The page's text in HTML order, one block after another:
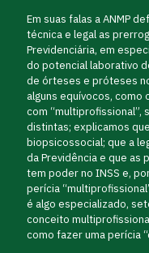
Em suas falas a ANMP
técnica e legal as
Previdenciária, em
do potencial laborativo
de órteses e próteses
alguns equívocos,
com “multiprofissional”,
distintas; explicamos
biopsicossocial; que a
da Previdência e que as
tem poder no INSS e,
perícia
é algo especializado,
conceito
como fazer uma perícia